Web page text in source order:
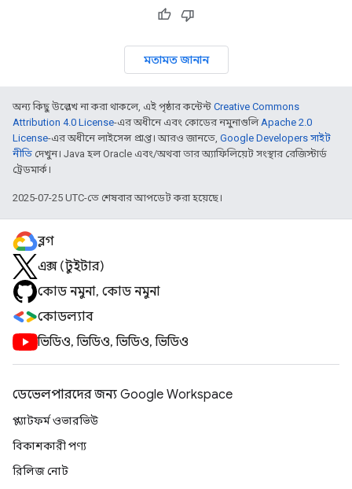
মতামত জানান
অন্য কিছু উল্লেখ না করা থাকলে, এই পৃষ্ঠার কন্টেন্ট Creative Commons
Attribution 4.0 License-এর অধীনে এবং কোডের নমুনাগুলিApache 2.0
License-এর অধীনে লাইসেন্স প্রাপ্ত। আরও জানতে, Google Developers সাইট
নীতি দেখুন। Java হল Oracle এবং/অথবা তার অ্যাফিলিয়েট সংস্থার রেজিস্টার্ড
ট্রেডমার্ক।
2025-07-25 UTC-তে শেষবার আপডেট করা হয়েছে।
ব্লগ
এক্স (টুইটার)
কোড নমুনা, কোড নমুনা
কোডল্যাব
ভিডিও, ভিডিও, ভিডিও, ভিডিও
ডেভেলপারদের জন্য Google Workspace
প্ল্যাটফর্ম ওভারভিউ
বিকাশকারী পণ্য
রিলিজ নোট